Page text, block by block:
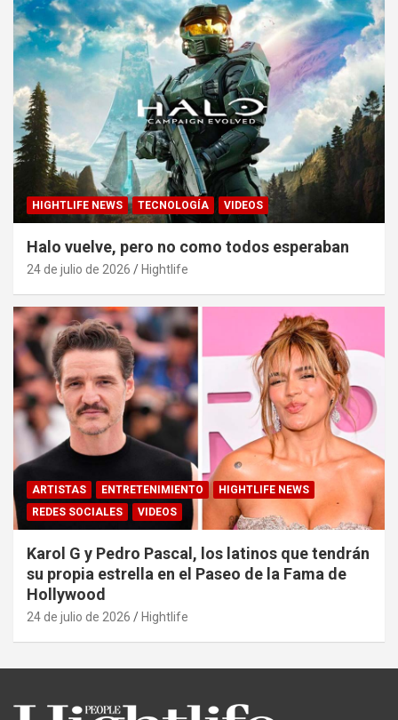
HIGHTLIFE NEWS TECNOLOGÍA VIDEOS
Halo vuelve, pero no como todos esperaban
24 de julio de 2026 Hightlife
ARTISTAS ENTRETENIMIENTO
HIGHTLIFE NEWS
REDES SOCIALES
VIDEOS
Karol G y Pedro Pascal, los latinos que tendrán
su propia estrella en el Paseo de la Fama de
Hollywood
24 de julio de 2026 Hightlife